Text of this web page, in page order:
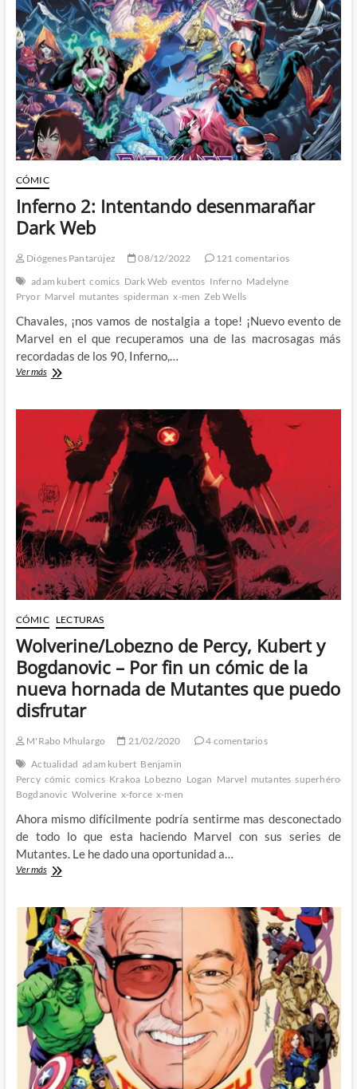
Size
X-
Men
1
CÓMIC
Inferno 2: Intentando desenmarañar
Dark Web
Diógenes Pantarújez 08/12/2022
121 comentarios
adam kubert comics Dark Web eventos Inferno Madelyne
Pryor Marvel mutantes spiderman x-men Zeb Wells
Chavales, ¡nos vamos de nostalgia a tope! ¡Nuevo evento de
Marvel en el que recuperamos una de las macrosagas más
recordadas de los 90, Inferno,…
Ver másInferno
desenmarañar
CÓMIC LECTURAS
Wolverine/Lobezno de Percy, Kubert y
Bogdanovic – Por fin un cómic de la
nueva hornada de Mutantes que puedo
disfrutar
M'Rabo Mhulargo 21/02/2020
4 comentarios
Actualidad adam kubert Benjamin
Percy cómic comics Krakoa Lobezno Logan Marvel mutantes superhéroes
Bogdanovic Wolverine x-force x-men
Ahora mismo difícilmente podría sentirme mas desconectado
de todo lo que esta haciendo Marvel con sus series de
Mutantes. Le he dado una oportunidad a…
Ver másWolverine/Lobezno
Kubert
y
Bogdanovic
–
Por
fin
un
cómic
de
la
nueva
hornada
de